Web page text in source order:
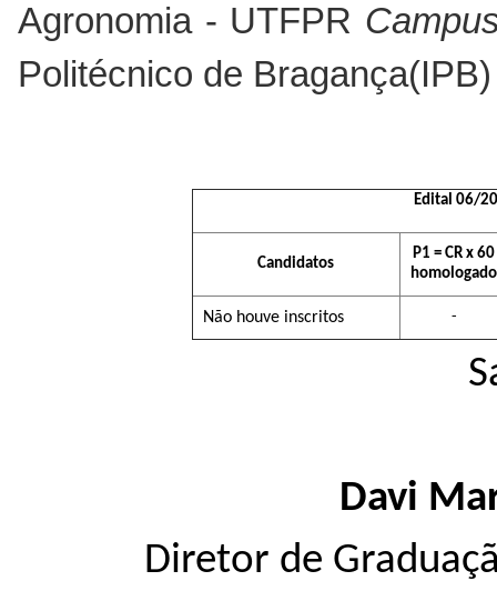
Agronomia - UTFPR
Politécnico de
Edital 06/
Candidatos
P1 = CR x 60
homologado
Não houve inscritos -
Davi
Diretor de